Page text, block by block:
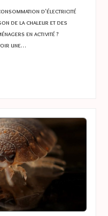
d'électricité
de la chaleur et des
en activité ?
une…